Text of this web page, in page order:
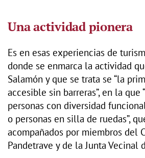
Una actividad pionera
Es en esas experiencias de
donde se enmarca la actividad
Salamón y que se trata se “la
accesible sin barreras”, en la que
personas con diversidad
o personas en silla de ruedas”,
acompañados por miembros del
Pandetrave y de la Junta Vecinal